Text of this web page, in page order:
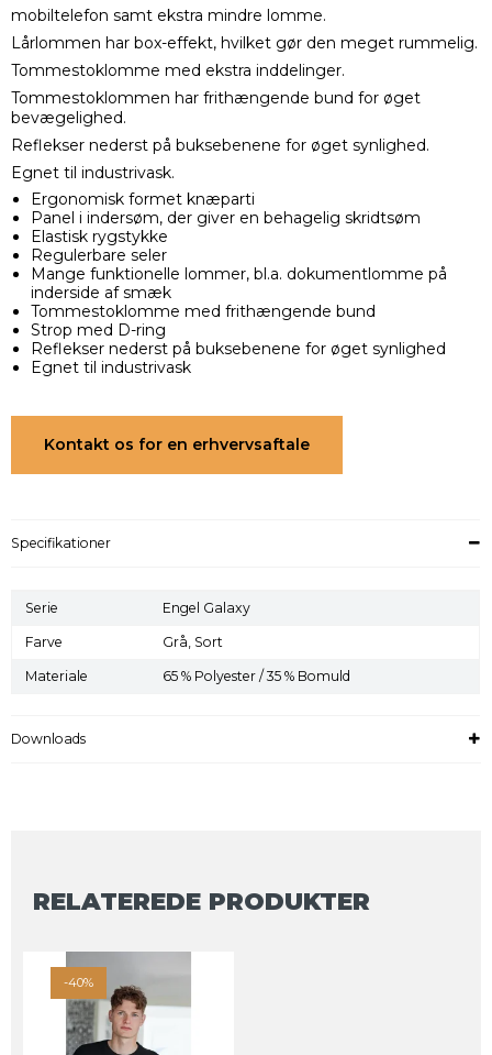
mobiltelefon samt ekstra mindre lomme.
Lårlommen har box-effekt, hvilket gør den meget rummelig.
Tommestoklomme med ekstra inddelinger.
Tommestoklommen har frithængende bund for øget
bevægelighed.
Reflekser nederst på buksebenene for øget synlighed.
Egnet til industrivask.
Ergonomisk formet knæparti
Panel i indersøm, der giver en behagelig skridtsøm
Elastisk rygstykke
Regulerbare seler
Mange funktionelle lommer, bl.a. dokumentlomme på
inderside af smæk
Tommestoklomme med frithængende bund
Strop med D-ring
Reflekser nederst på buksebenene for øget synlighed
Egnet til industrivask
Kontakt os for en erhvervsaftale
Specifikationer
Serie Engel Galaxy
Farve Grå, Sort
Materiale 65 % Polyester / 35 % Bomuld
Downloads
RELATEREDE PRODUKTER
-40%